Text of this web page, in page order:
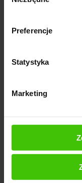
Preferencje
Statystyka
Marketing